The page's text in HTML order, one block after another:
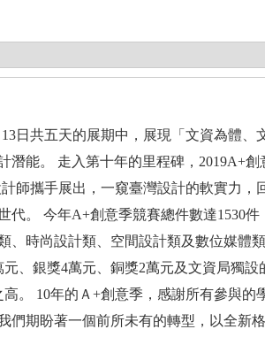
日共五天的展期中，展現「文資為體
潛能。 走入第十年的里程碑，2019A+
師攜手展出，一窺臺灣設計的軟實力
代。 今年A+創意季競賽總件數達1530
、時尚設計類、空間設計類及數位媒體
、銀獎4萬元、銅獎2萬元及文資局獨
。 10年的Ａ+創意季，感謝所有參與
們期盼著一個前所未有的轉型，以全新